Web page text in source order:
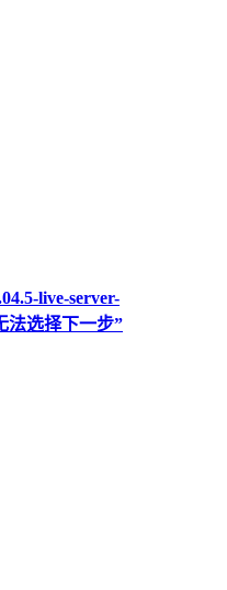
live-server-
法选择下一步”